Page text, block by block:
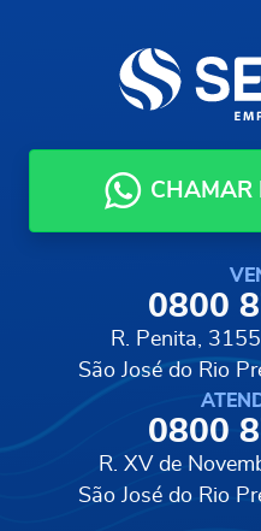
CHAMAR
0800
R. Penita,
São José do Rio
0800
R. XV de
São José do Rio